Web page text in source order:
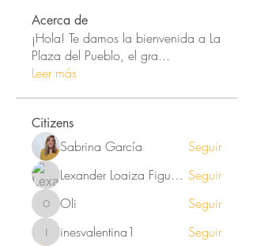
Acerca de
¡Hola! Te damos la bienvenida a La
Plaza del Pueblo, el gra...
Leer más
Citizens
Sabrina García
Seguir
Lexander Loaiza Figueroa Seguir
Oli Oli Seguir
inesvalentina1
inesvalentina1
Seguir